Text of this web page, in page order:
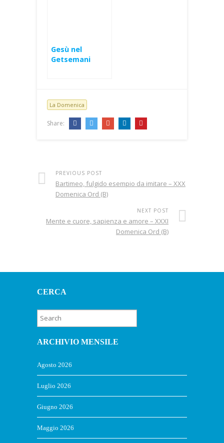
Gesù nel
Getsemani
La Domenica
Share:
PREVIOUS POST
Bartimeo, fulgido esempio da imitare – XXX
Domenica Ord (B)
NEXT POST
Mente e cuore, sapienza e amore – XXXI
Domenica Ord (B)
CERCA
ARCHIVIO MENSILE
Agosto 2026
Luglio 2026
Giugno 2026
Maggio 2026